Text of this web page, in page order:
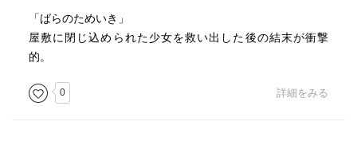
「ばらのためいき」
屋敷に閉じ込められた少女を救い出した後の結末が衝撃
的。
0 詳細をみる